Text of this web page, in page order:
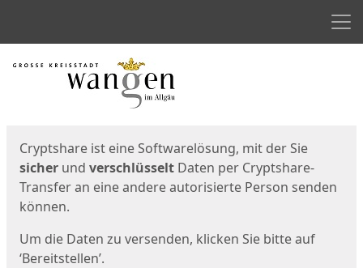
Start
Cryptshare ist eine Softwarelösung, mit der Sie
sicher und verschlüsselt Daten per Cryptshare-
Transfer an eine andere autorisierte Person senden
können.
Um die Daten zu versenden, klicken Sie bitte auf
‘Bereitstellen’.